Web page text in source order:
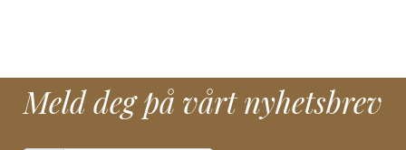
Meld deg på vårt nyhetsbrev